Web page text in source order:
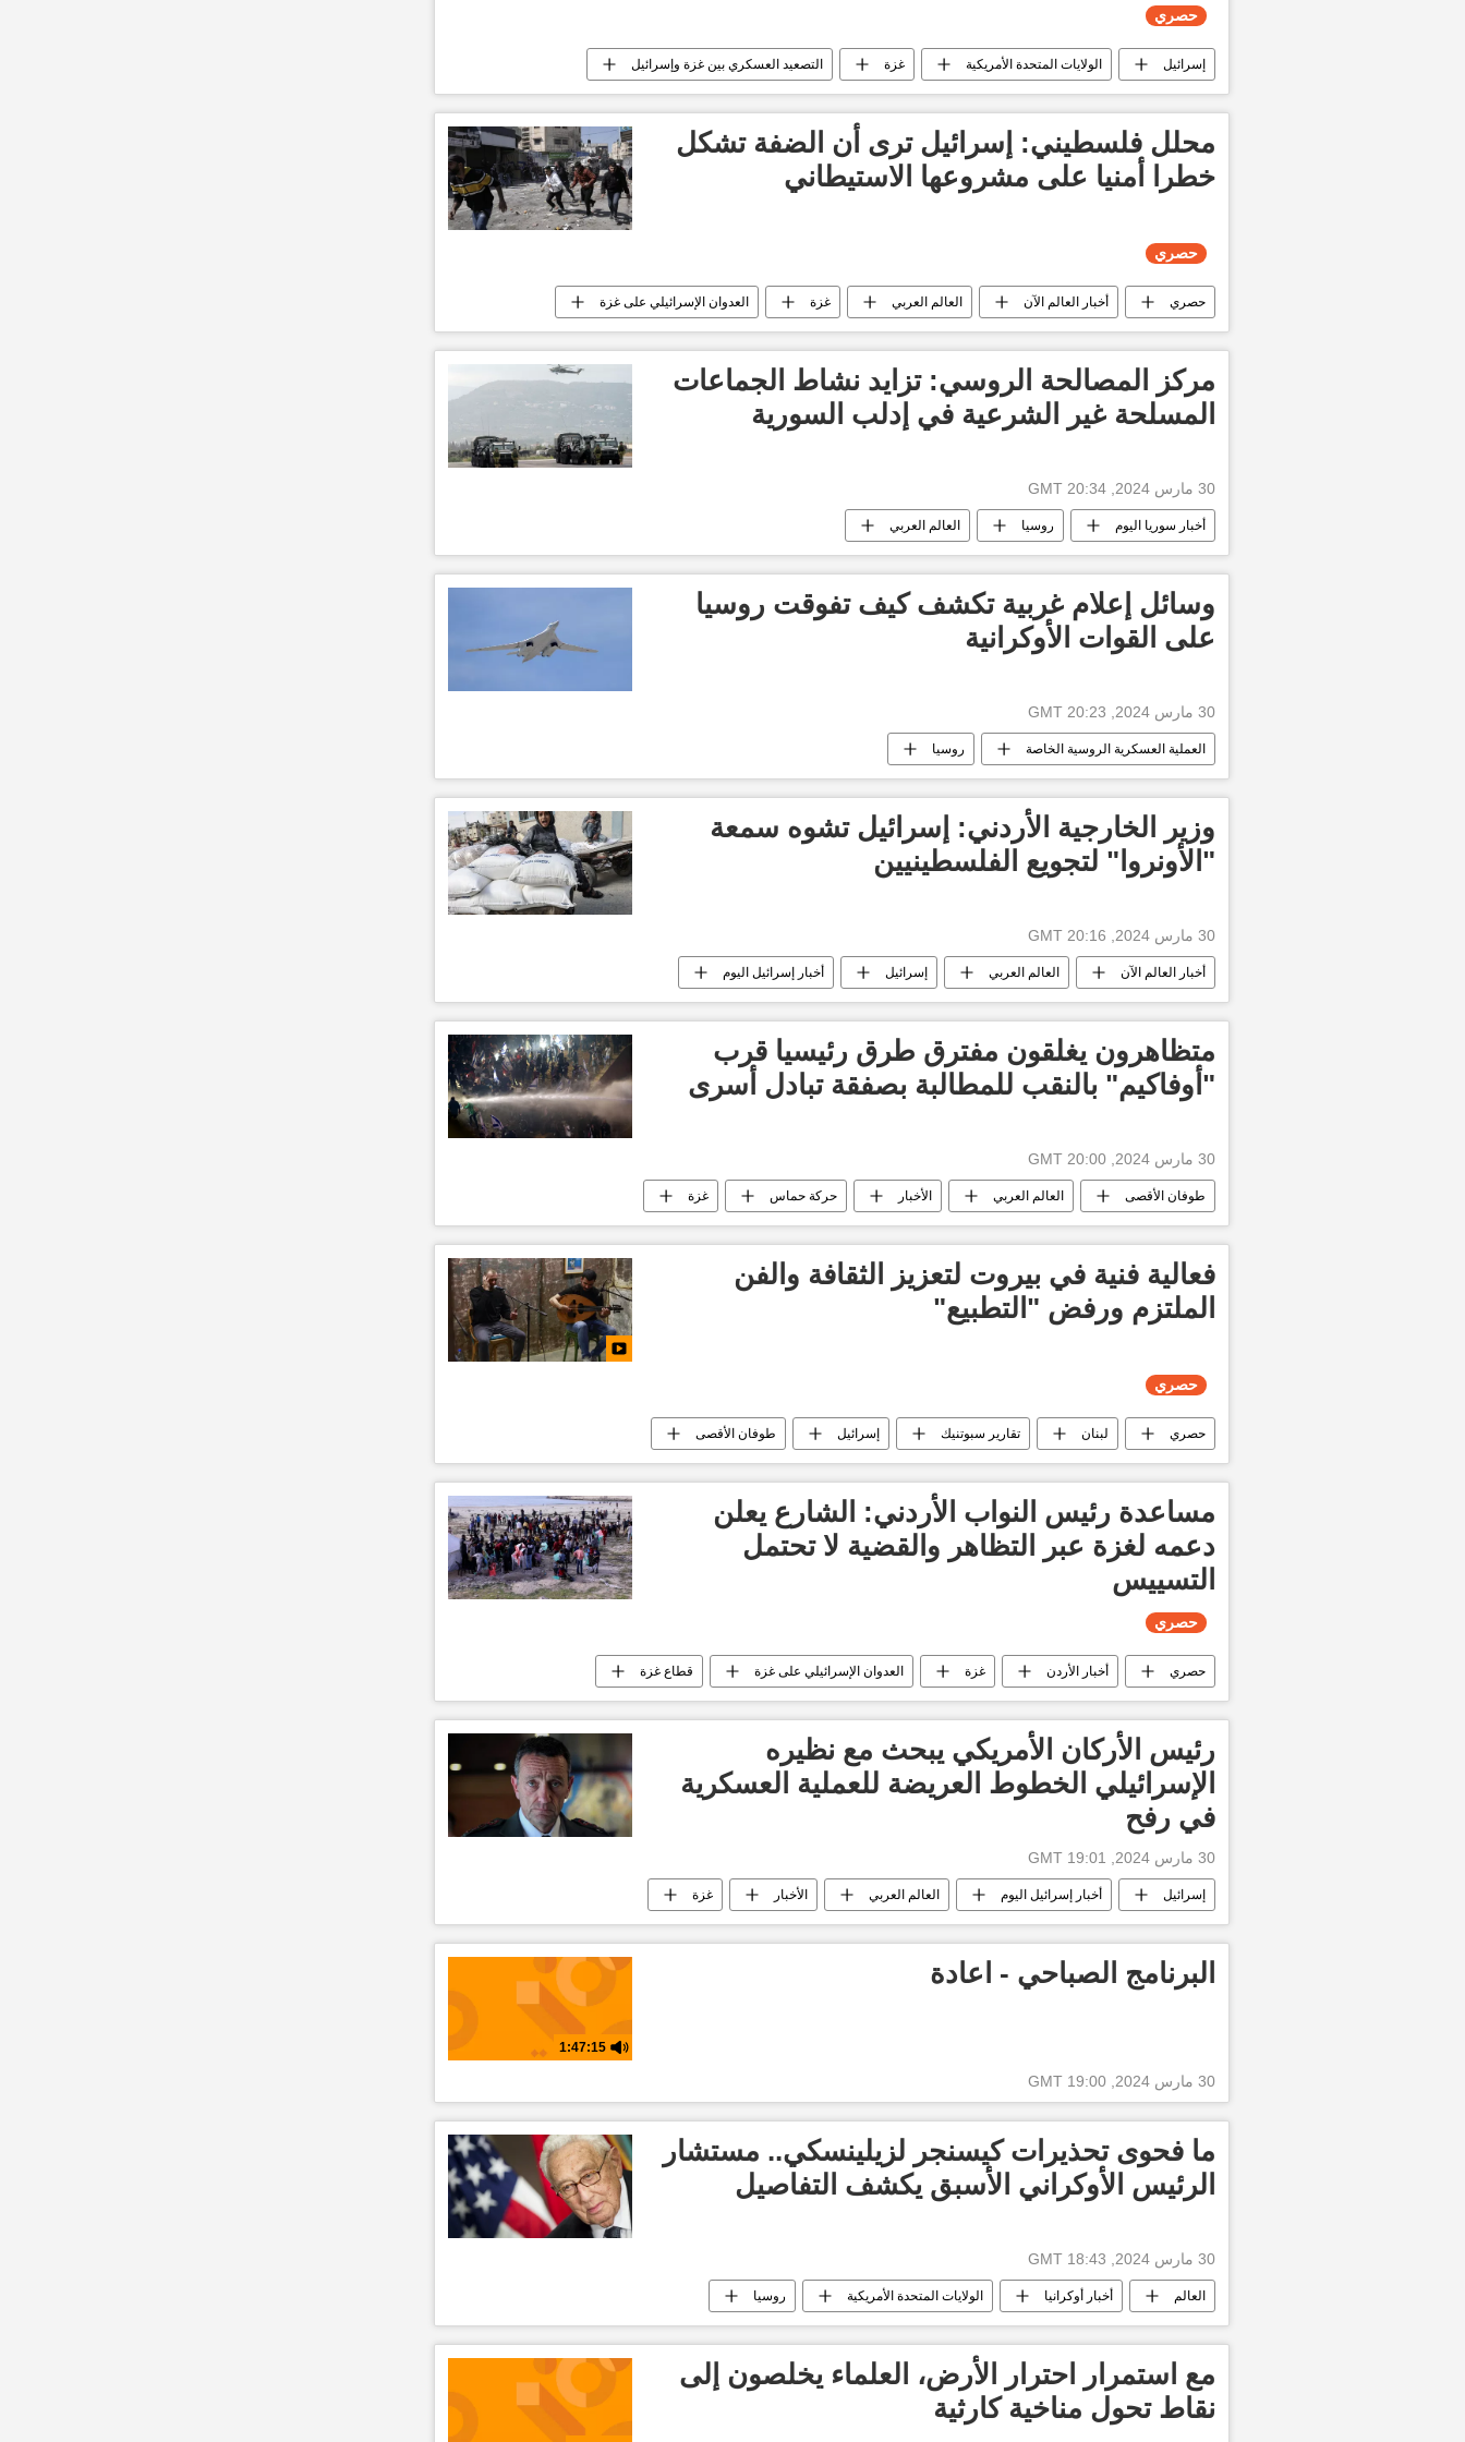
حصري
إسرائيل الولايات المتحدة الأمريكية غزة التصعيد العسكري بين غزة وإسرائيل
العدوان الإسرائيلي على غزة العالم حصري تقارير سبوتنيك
محلل فلسطيني: إسرائيل ترى أن الضفة تشكل
خطرا أمنيا على مشروعها الاستيطاني
حصري
حصري أخبار العالم الآن العالم العربي غزة العدوان الإسرائيلي على غزة
إسرائيل
مركز المصالحة الروسي: تزايد نشاط الجماعات
المسلحة غير الشرعية في إدلب السورية
30 مارس 2024, 20:34 GMT
أخبار سوريا اليوم روسيا العالم العربي
وسائل إعلام غربية تكشف كيف تفوقت روسيا
على القوات الأوكرانية
30 مارس 2024, 20:23 GMT
العملية العسكرية الروسية الخاصة روسيا
وزير الخارجية الأردني: إسرائيل تشوه سمعة
"الأونروا" لتجويع الفلسطينيين
30 مارس 2024, 20:16 GMT
أخبار العالم الآن العالم العربي إسرائيل أخبار إسرائيل اليوم
أخبار فلسطين اليوم غزة العدوان الإسرائيلي على غزة منظمة الأونروا
متظاهرون يغلقون مفترق طرق رئيسيا قرب
"أوفاكيم" بالنقب للمطالبة بصفقة تبادل أسرى
30 مارس 2024, 20:00 GMT
طوفان الأقصى العالم العربي الأخبار حركة حماس غزة
التصعيد العسكري بين غزة وإسرائيل العدوان الإسرائيلي على غزة قطاع غزة
وقف إطلاق النار بين قطاع غزة وإسرائيل أخبار إسرائيل اليوم
فعالية فنية في بيروت لتعزيز الثقافة والفن
الملتزم ورفض "التطبيع"
حصري
حصري لبنان تقارير سبوتنيك إسرائيل طوفان الأقصى
مساعدة رئيس النواب الأردني: الشارع يعلن
دعمه لغزة عبر التظاهر والقضية لا تحتمل
التسييس
حصري
حصري أخبار الأردن غزة العدوان الإسرائيلي على غزة قطاع غزة
رئيس الأركان الأمريكي يبحث مع نظيره
الإسرائيلي الخطوط العريضة للعملية العسكرية
في رفح
30 مارس 2024, 19:01 GMT
إسرائيل أخبار إسرائيل اليوم العالم العربي الأخبار غزة
التصعيد العسكري بين غزة وإسرائيل العدوان الإسرائيلي على غزة قطاع غزة حركة حماس
طوفان الأقصى
البرنامج الصباحي - اعادة
1:47:15
30 مارس 2024, 19:00 GMT
ما فحوى تحذيرات كيسنجر لزيلينسكي.. مستشار
الرئيس الأوكراني الأسبق يكشف التفاصيل
30 مارس 2024, 18:43 GMT
العالم أخبار أوكرانيا الولايات المتحدة الأمريكية روسيا
مع استمرار احترار الأرض، العلماء يخلصون إلى
نقاط تحول مناخية كارثية